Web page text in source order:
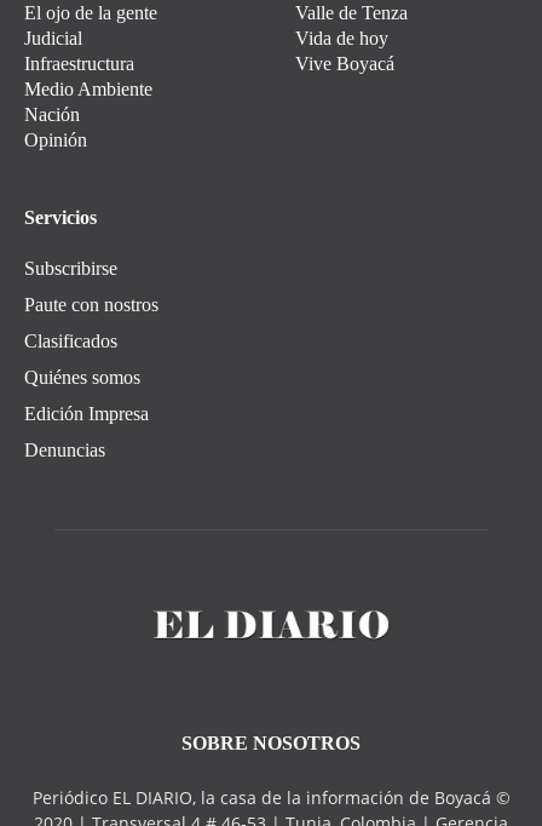
El ojo de la gente
Judicial
Infraestructura
Medio Ambiente
Nación
Opinión
Valle de Tenza
Vida de hoy
Vive Boyacá
Servicios
Subscribirse
Paute con nostros
Clasificados
Quiénes somos
Edición Impresa
Denuncias
SOBRE NOSOTROS
Periódico EL DIARIO, la casa de la información de Boyacá ©